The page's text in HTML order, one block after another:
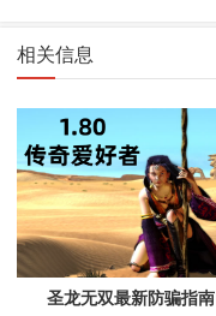
相关信息
圣龙无双最新防骗指南